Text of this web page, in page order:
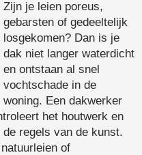
Zijn je leien poreus,
gebarsten of gedeeltelijk
losgekomen? Dan is je
dak niet langer waterdicht
en ontstaan al snel
vochtschade in de
woning. Een dakwerker
het houtwerk en
regels van de kunst.
of